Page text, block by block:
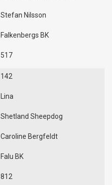
Stefan Nilsson
Falkenbergs BK
517
142
Lina
Shetland Sheepdog
Caroline Bergfeldt
Falu BK
812